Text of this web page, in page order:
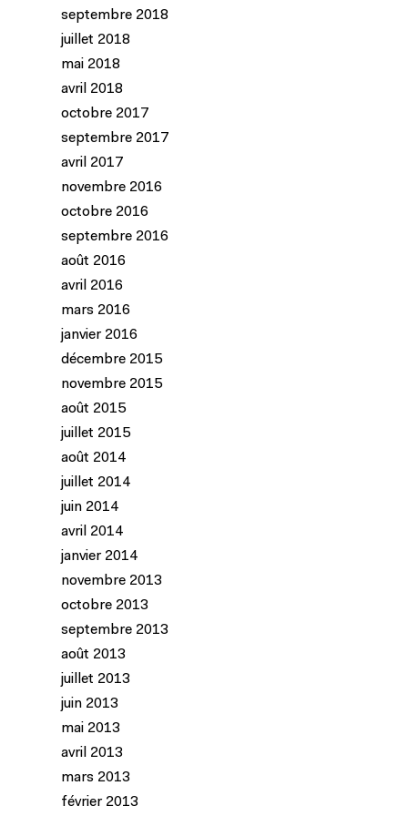
septembre 2018
juillet 2018
mai 2018
avril 2018
octobre 2017
septembre 2017
avril 2017
novembre 2016
octobre 2016
septembre 2016
août 2016
avril 2016
mars 2016
janvier 2016
décembre 2015
novembre 2015
août 2015
juillet 2015
août 2014
juillet 2014
juin 2014
avril 2014
janvier 2014
novembre 2013
octobre 2013
septembre 2013
août 2013
juillet 2013
juin 2013
mai 2013
avril 2013
mars 2013
février 2013